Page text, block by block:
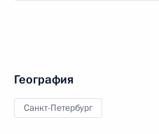
География
Санкт-Петербург